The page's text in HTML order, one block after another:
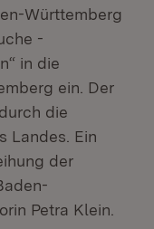
Württemberg
-
in die
ein. Der
die
Landes. Ein
der
Petra Klein.